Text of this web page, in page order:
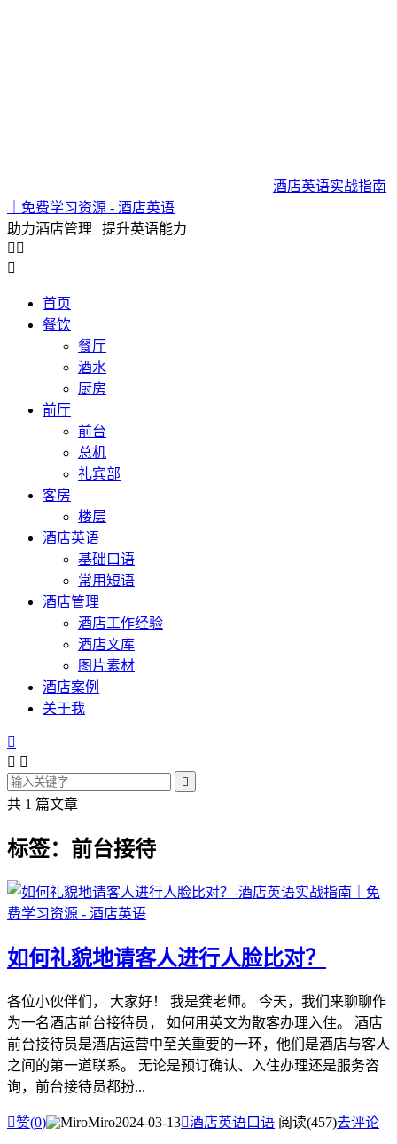
酒店英语实战指南
｜免费学习资源 - 酒店英语
助力酒店管理 | 提升英语能力
 

首页
餐饮
餐厅
酒水
厨房
前厅
前台
总机
礼宾部
客房
楼层
酒店英语
基础口语
常用短语
酒店管理
酒店工作经验
酒店文库
图片素材
酒店案例
关于我

 

共 1 篇文章
标签：前台接待
如何礼貌地请客人进行人脸比对？
各位小伙伴们， 大家好！ 我是龚老师。 今天，我们来聊聊作
为一名酒店前台接待员， 如何用英文为散客办理入住。 酒店
前台接待员是酒店运营中至关重要的一环，他们是酒店与客人
之间的第一道联系。 无论是预订确认、入住办理还是服务咨
询，前台接待员都扮...
赞(0) Miro2024-03-13酒店英语口语 阅读(457)去评论